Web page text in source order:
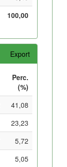
100,00
Export
Perc.
(%)
41,08
23,23
5,72
5,05